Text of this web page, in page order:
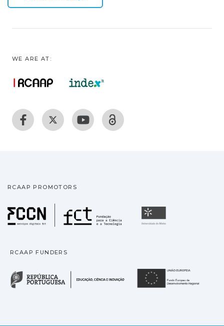
WE ARE AT:
RCAAP PROMOTORS
Fundação para a
RCAAP FUNDERS
República Portuguesa